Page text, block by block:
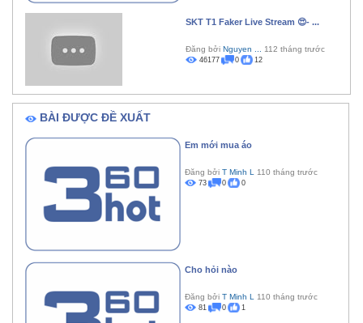
SKT T1 Faker Live Stream 😍- ...
Đăng bởi Nguyen ... 112 tháng trước
46177 0 12
BÀI ĐƯỢC ĐỀ XUẤT
Em mới mua áo
Đăng bởi T Minh L 110 tháng trước
73 0 0
Cho hỏi nào
Đăng bởi T Minh L 110 tháng trước
81 0 1